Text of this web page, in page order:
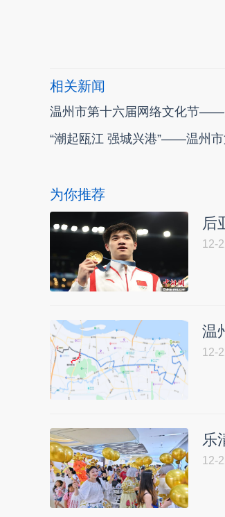
相关新闻
温州市第十六届网络文化节——
“潮起瓯江 强城兴港”——温州
为你推荐
后
12-
温
12-
乐
12-